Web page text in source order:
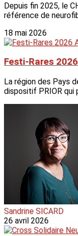
Depuis fin 2025, le
référence de
18 mai 2026
Festi-Rares
La région des Pays
dispositif PRIOR qui
Sandrine SICARD
26 avril 2026